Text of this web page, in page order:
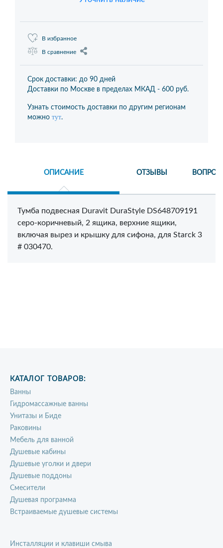
В избранное
В сравнение
Срок доставки: до 90 дней
Доставки по Москве в пределах МКАД - 600 руб.
Узнать стоимость доставки по другим регионам
можно тут.
ОПИСАНИЕ ОТЗЫВЫ
Тумба подвесная Duravit DuraStyle DS648709191
серо-коричневый, 2 ящика, верхние ящики,
включая вырез и крышку для сифона, для Starck 3
# 030470.
КАТАЛОГ ТОВАРОВ:
Ванны
Гидромассажные ванны
Унитазы и Биде
Раковины
Мебель для ванной
Душевые кабины
Душевые уголки и двери
Душевые поддоны
Смесители
Душевая программа
Встраиваемые душевые системы
Инсталляции и клавиши смыва